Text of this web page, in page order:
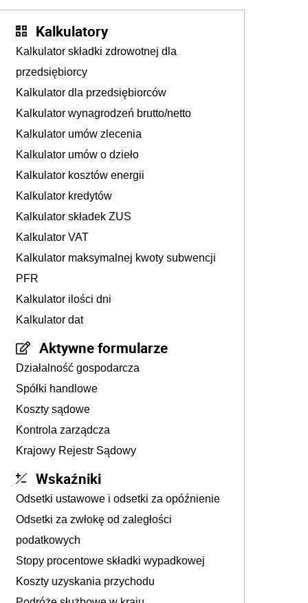
Kalkulatory
Kalkulator składki zdrowotnej dla
przedsiębiorcy
Kalkulator dla przedsiębiorców
Kalkulator wynagrodzeń brutto/netto
Kalkulator umów zlecenia
Kalkulator umów o dzieło
Kalkulator kosztów energii
Kalkulator kredytów
Kalkulator składek ZUS
Kalkulator VAT
Kalkulator maksymalnej kwoty subwencji
PFR
Kalkulator ilości dni
Kalkulator dat
Aktywne formularze
Działalność gospodarcza
Spółki handlowe
Koszty sądowe
Kontrola zarządcza
Krajowy Rejestr Sądowy
Wskaźniki
Odsetki ustawowe i odsetki za opóźnienie
Odsetki za zwłokę od zaległości
podatkowych
Stopy procentowe składki wypadkowej
Koszty uzyskania przychodu